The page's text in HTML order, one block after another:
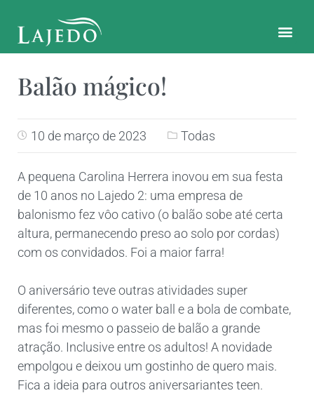
Balão mágico!
10 de março de 2023 Todas
A pequena Carolina Herrera inovou em sua festa
de 10 anos no Lajedo 2: uma empresa de
balonismo fez vôo cativo (o balão sobe até certa
altura, permanecendo preso ao solo por cordas)
com os convidados. Foi a maior farra!
O aniversário teve outras atividades super
diferentes, como o water ball e a bola de combate,
mas foi mesmo o passeio de balão a grande
atração. Inclusive entre os adultos! A novidade
empolgou e deixou um gostinho de quero mais.
Fica a ideia para outros aniversariantes teen.